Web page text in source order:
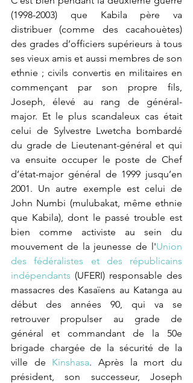
(1998-2003) que Kabila père va
distribuer (comme des cacahouètes)
des grades d’officiers supérieurs à tous
ses vieux amis et aussi membres de son
ethnie ; civils convertis en militaires en
commençant par son propre fils,
Joseph, élevé au rang de général-
major. Et le plus scandaleux cas était
celui de Sylvestre Lwetcha bombardé
du grade de Lieutenant-général et qui
va ensuite occuper le poste de Chef
d’état-major général de 1999 jusqu’en
2001. Un autre exemple est celui de
John Numbi (mulubakat, même ethnie
que Kabila), dont le passé trouble est
bien comme activiste au sein du
mouvement de la jeunesse de l'Union
des fédéralistes et des républicains
indépendants (UFERI) responsable des
massacres des Kasaïens au Katanga au
début des années 90, qui va se
retrouver propulser au grade de
général et commandant de la 50e
brigade chargée de la sécurité de la
ville de Kinshasa. Après la mort du
président, son successeur, Joseph